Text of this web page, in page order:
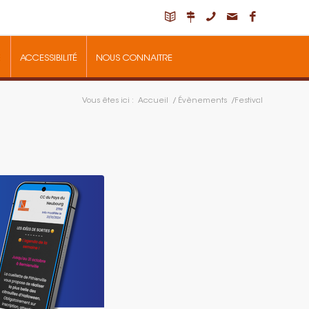
ACCESSIBILITÉ NOUS CONNAITRE
Vous êtes ici : Accueil / Évènements /Festival